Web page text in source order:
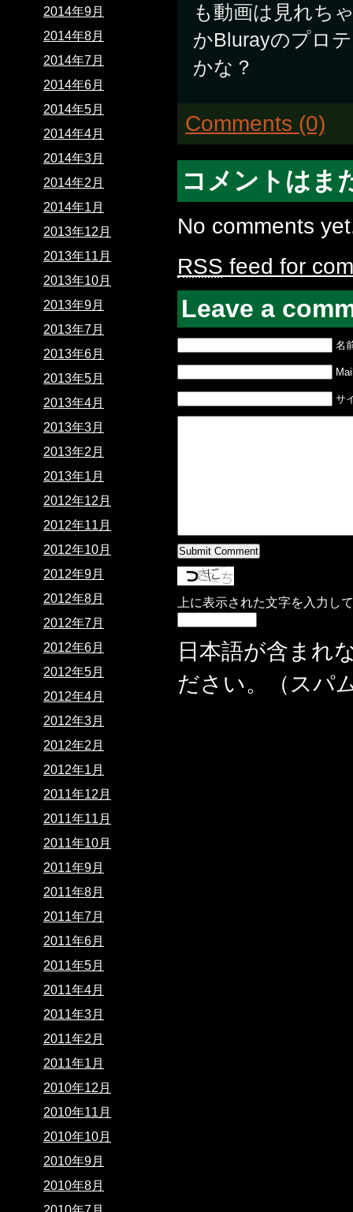
も動画は見れち
かBlurayのプロ
かな？
Comments (0)
コメントはま
No comments
RSS feed for
Leave a
名
サ
上に表示された文字を入力し
日本語が含まれ
ださい。（スパ
2014年9月
2014年8月
2014年7月
2014年6月
2014年5月
2014年4月
2014年3月
2014年2月
2014年1月
2013年12月
2013年11月
2013年10月
2013年9月
2013年7月
2013年6月
2013年5月
2013年4月
2013年3月
2013年2月
2013年1月
2012年12月
2012年11月
2012年10月
2012年9月
2012年8月
2012年7月
2012年6月
2012年5月
2012年4月
2012年3月
2012年2月
2012年1月
2011年12月
2011年11月
2011年10月
2011年9月
2011年8月
2011年7月
2011年6月
2011年5月
2011年4月
2011年3月
2011年2月
2011年1月
2010年12月
2010年11月
2010年10月
2010年9月
2010年8月